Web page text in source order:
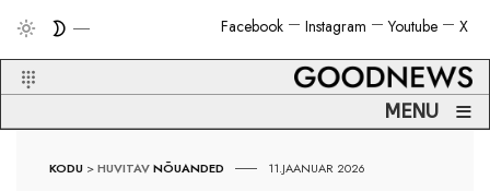
X
Youtube
Instagram
Facebook
MENU ≡
KODU >HUVITAVNÕUANDED 11.JAANUAR 2026